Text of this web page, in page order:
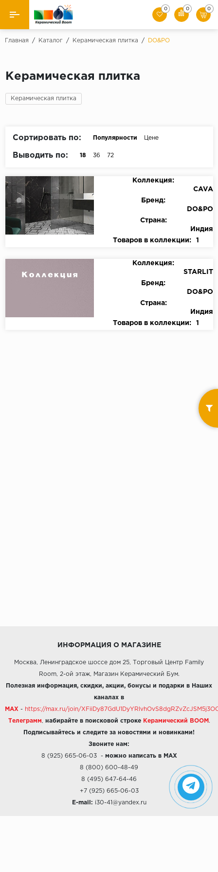
Назад
Керамическая плитка
Керамогранит
0 0 0
Главная / Каталог / Керамическая плитка / DO&PO
Керамическая плитка
Керамическая плитка
Сортировать по: Популярности Цене
Выводить по: 18 36 72
Коллекция:
CAVA
Бренд:
DO&PO
Страна:
Индия
Товаров в коллекции:
1
Коллекция:
STARLIT
Бренд:
DO&PO
Страна:
Индия
Товаров в коллекции:
1
ИНФОРМАЦИЯ О МАГАЗИНЕ
Москва, Ленинградское шоссе дом 25, Торговый Центр Family
Room, 2-ой этаж, Магазин Керамический Бум.
Полезная информация, скидки, акции, бонусы и подарки в Наших
каналах в
MAX - https://max.ru/join/
Телеграмм набирайте в поисковой строке Керамический BOOM .
Подписывайтесь и следите за новостями и новинками!
Звоните нам:
8 (925) 665-06-03- можно написать в MAX
8 (800) 600-48-49
8 (495) 647-64-46
+7 (925) 665-06-03
E-mail: i30-41@yandex.ru